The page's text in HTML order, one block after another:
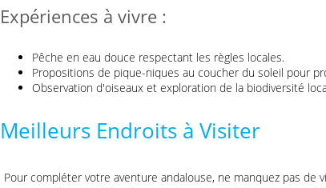
Expériences à vivre :
Pêche en eau douce respectant les règles locales.
Propositions de pique-niques au coucher du soleil pour
Observation d'oiseaux et exploration de la biodiversité
Meilleurs Endroits à Visiter
Pour compléter votre aventure andalouse, ne manquez pas de